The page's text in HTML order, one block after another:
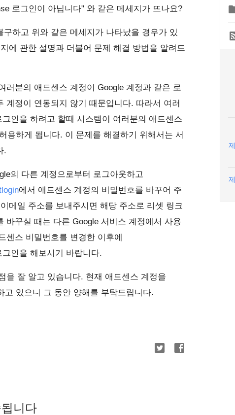
로그인이 아닙니다" 와 같은 메세지가 뜨나요?
하고 위와 같은 메세지가 나타났을 경우가 있
에 관한 설명과 더불어 문제 해결 방법을 알려드
러분의 애드센스 계정이 Google 계정과 같은 로
계정이 연동되지 않기 때문입니다. 따라서 여러
그인을 하려고 할때 시스템이 여러분의 애드센스
용하게 됩니다. 이 문제를 해결하기 위해서는 서
.
의 다른 계정으로부터 로그아웃하고
에서 애드센스 계정의 비밀번호를 바꾸어 주
메일 주소를 보내주시면 해당 주소로 리셋 링크
바꾸실 때는 다른 Google 서비스 계정에서 사용
센스 비밀번호를 변경한 이후에
인을 해보시기 바랍니다.
을 잘 알고 있습니다. 현재 애드센스 계정을
고 있으니 그 동안 양해를 부탁드립니다.
니다